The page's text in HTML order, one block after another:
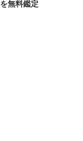
無料鑑定